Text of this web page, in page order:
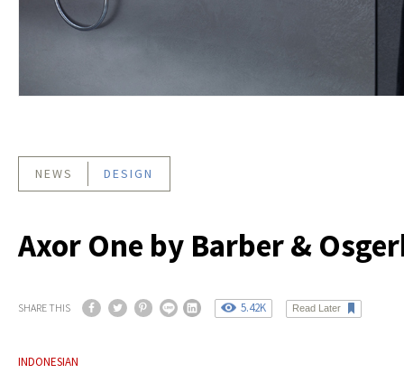
NEWS DESIGN
Axor One by Barber &
SHARE THIS 5.42K Read Later
INDONESIAN